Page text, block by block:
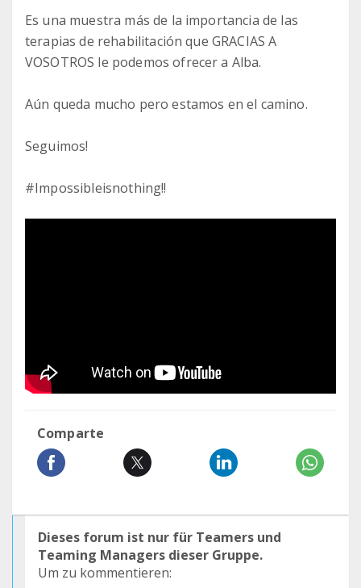
Es una muestra más de la importancia de las
terapias de rehabilitación que GRACIAS A
VOSOTROS le podemos ofrecer a Alba.
Aún queda mucho pero estamos en el camino.
Seguimos!
#Impossibleisnothing!!
Comparte
Dieses forum ist nur für Teamers und
Teaming Managers dieser Gruppe.
Um zu kommentieren: